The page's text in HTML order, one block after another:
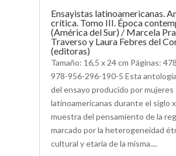
Ensayistas latinoamericanas.
crítica. Tomo III. Época
(América del Sur) / Marcela
Traverso y Laura Febres del
(editoras)
Tamaño: 16,5 x 24 cm Páginas:
978-956-296-190-5 Esta
del ensayo producido por mujeres
latinoamericanas durante el siglo
muestra del pensamiento de la
marcado por la heterogeneidad
cultural y etaria de la misma....